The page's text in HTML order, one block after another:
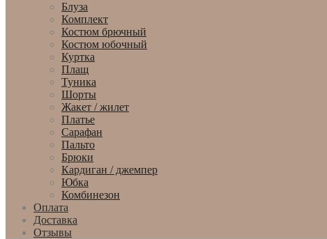
Блуза
Комплект
Костюм брючный
Костюм юбочный
Куртка
Плащ
Туника
Шорты
Жакет / жилет
Платье
Сарафан
Пальто
Брюки
Кардиган / джемпер
Юбка
Комбинезон
Оплата
Доставка
Отзывы